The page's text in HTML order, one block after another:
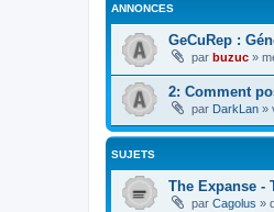
ANNONCES
GeCuRep :
par buzuc »
2: Comment
par DarkLan »
SUJETS
The Expanse -
par Cagolus »